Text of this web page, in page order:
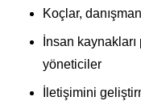
Koçlar,
İnsan
yöneticiler
İletişimini